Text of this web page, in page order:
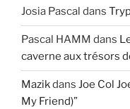
Josia Pascal dans
Pascal HAMM dans
caverne aux trésors
Mazikdans Joe Col
My Friend)”